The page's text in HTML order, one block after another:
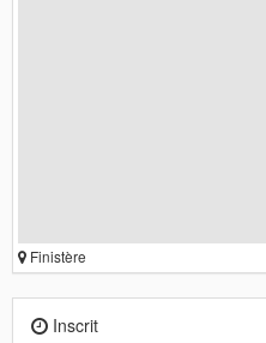
Finistère
Inscrit